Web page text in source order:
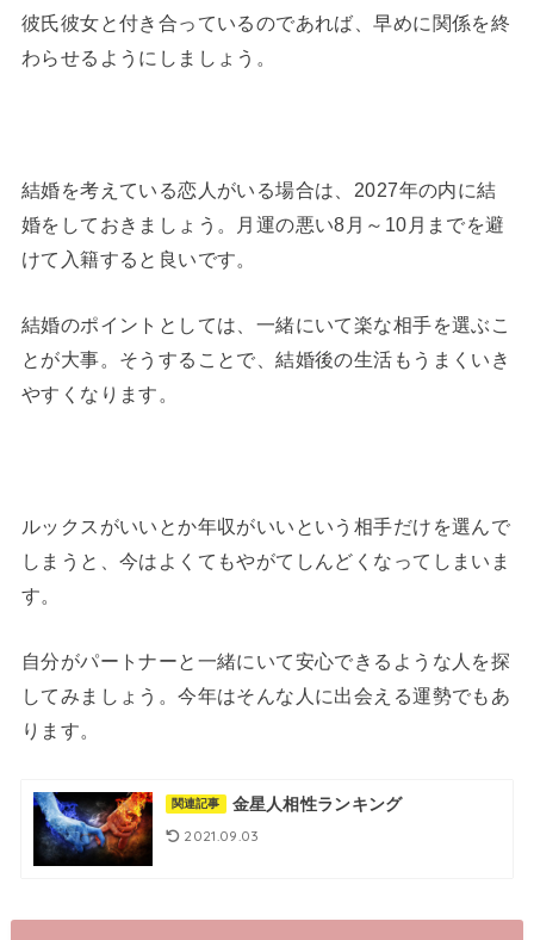
彼氏彼女と付き合っているのであれば、早めに関係を終
わらせるようにしましょう。
結婚を考えている恋人がいる場合は、2027年の内に結
婚をしておきましょう。月運の悪い8月～10月までを避
けて入籍すると良いです。
結婚のポイントとしては、一緒にいて楽な相手を選ぶこ
とが大事。そうすることで、結婚後の生活もうまくいき
やすくなります。
ルックスがいいとか年収がいいという相手だけを選んで
しまうと、今はよくてもやがてしんどくなってしまいま
す。
自分がパートナーと一緒にいて安心できるような人を探
してみましょう。今年はそんな人に出会える運勢でもあ
ります。
関連記事 金星人相性ランキング
2021.09.03